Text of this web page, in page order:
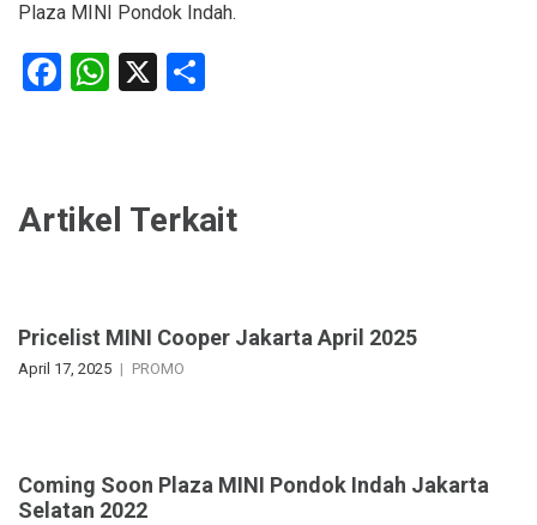
Plaza MINI Pondok Indah.
Facebook
WhatsApp
X
Artikel Terkait
Pricelist MINI Cooper Jakarta April 2025
April 17, 2025 PROMO
Coming Soon Plaza MINI Pondok Indah Jakarta
Selatan 2022